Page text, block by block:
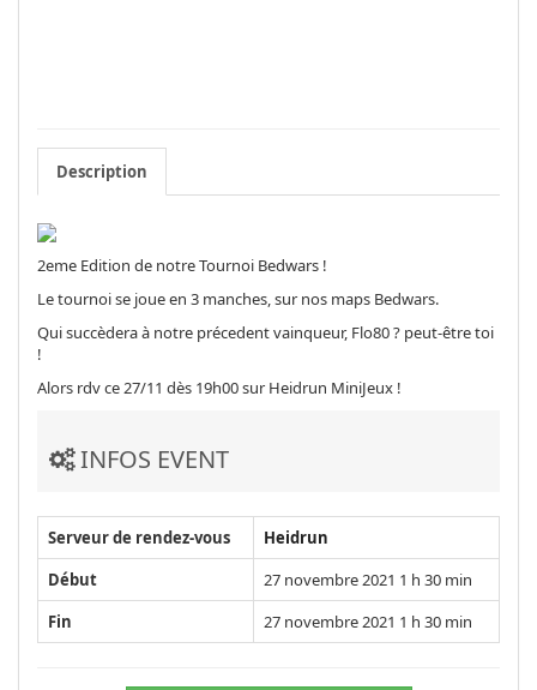
Description
2eme Edition de notre Tournoi Bedwars !
Le tournoi se joue en 3 manches, sur nos maps Bedwars.
Qui succèdera à notre précedent vainqueur, Flo80 ? peut-être toi
!
Alors rdv ce 27/11 dès 19h00 sur Heidrun MiniJeux !
INFOS EVENT
Serveur de rendez-vous
Heidrun
Début
27 novembre 2021 1 h 30 min
Fin
27 novembre 2021 1 h 30 min